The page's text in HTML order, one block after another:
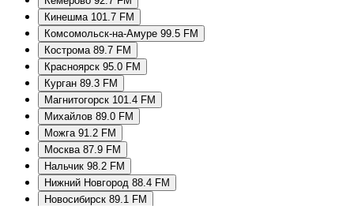
Кинешма 101.7 FM
Комсомольск-на-Амуре 99.5 FM
Кострома 89.7 FM
Красноярск 95.0 FM
Курган 89.3 FM
Магнитогорск 101.4 FM
Михайлов 89.0 FM
Можга 91.2 FM
Москва 87.9 FM
Нальчик 98.2 FM
Нижний Новгород 88.4 FM
Новосибирск 89.1 FM